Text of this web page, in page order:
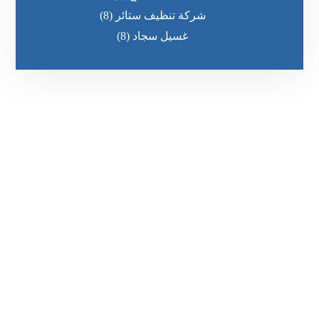
شركة تنظيف ستائر (8)
غسيل سجاد (8)